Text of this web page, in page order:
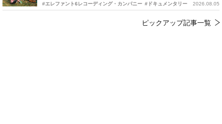
#エレファント6レコーディング・カンパニー #ドキュメンタリー 2026.08.05
ピックアップ記事一覧